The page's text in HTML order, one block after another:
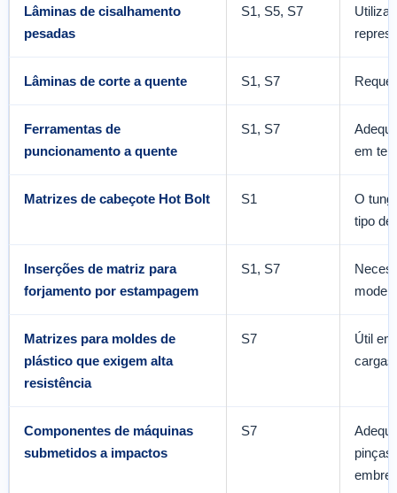
Lâminas de cisalhamento
pesadas
S1, S5, S7
Lâminas de corte a quente S1, S7
Ferramentas de
puncionamento a quente
S1, S7
em
Matrizes de cabeçote Hot Bolt S1
O
tipo de
Inserções de matriz para
forjamento por estampagem
S1, S7
Matrizes para moldes de
plástico que exigem alta
resistência
S7
Útil
cargas
Componentes de máquinas
submetidos a impactos
S7